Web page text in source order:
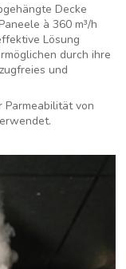
Decke
à 360 m³/h
Lösung
durch ihre
und
Parmeabilität von